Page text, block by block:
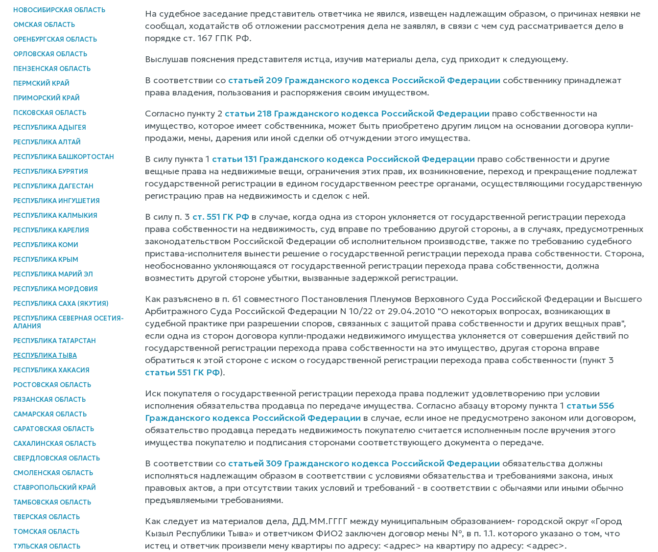
НОВОСИБИРСКАЯ ОБЛАСТЬ
ОМСКАЯ ОБЛАСТЬ
ОРЕНБУРГСКАЯ ОБЛАСТЬ
ОРЛОВСКАЯ ОБЛАСТЬ
ПЕНЗЕНСКАЯ ОБЛАСТЬ
ПЕРМСКИЙ КРАЙ
ПРИМОРСКИЙ КРАЙ
ПСКОВСКАЯ ОБЛАСТЬ
РЕСПУБЛИКА АДЫГЕЯ
РЕСПУБЛИКА АЛТАЙ
РЕСПУБЛИКА БАШКОРТОСТАН
РЕСПУБЛИКА БУРЯТИЯ
РЕСПУБЛИКА ДАГЕСТАН
РЕСПУБЛИКА ИНГУШЕТИЯ
РЕСПУБЛИКА КАЛМЫКИЯ
РЕСПУБЛИКА КАРЕЛИЯ
РЕСПУБЛИКА КОМИ
РЕСПУБЛИКА КРЫМ
РЕСПУБЛИКА МАРИЙ ЭЛ
РЕСПУБЛИКА МОРДОВИЯ
РЕСПУБЛИКА САХА (ЯКУТИЯ)
РЕСПУБЛИКА СЕВЕРНАЯ ОСЕТИЯ-
АЛАНИЯ
РЕСПУБЛИКА ТАТАРСТАН
РЕСПУБЛИКА ТЫВА
РЕСПУБЛИКА ХАКАСИЯ
РОСТОВСКАЯ ОБЛАСТЬ
РЯЗАНСКАЯ ОБЛАСТЬ
САМАРСКАЯ ОБЛАСТЬ
САРАТОВСКАЯ ОБЛАСТЬ
САХАЛИНСКАЯ ОБЛАСТЬ
СВЕРДЛОВСКАЯ ОБЛАСТЬ
СМОЛЕНСКАЯ ОБЛАСТЬ
СТАВРОПОЛЬСКИЙ КРАЙ
ТАМБОВСКАЯ ОБЛАСТЬ
ТВЕРСКАЯ ОБЛАСТЬ
ТОМСКАЯ ОБЛАСТЬ
ТУЛЬСКАЯ ОБЛАСТЬ
На судебное заседание представитель ответчика не явился, извещен надлежащим образом, о причинах неявки не
сообщал, ходатайств об отложении рассмотрения дела не заявлял, в связи с чем суд рассматривается дело в
порядке ст. 167 ГПК РФ.
Выслушав пояснения представителя истца, изучив материалы дела, суд приходит к следующему.
В соответствии со статьей 209 Гражданского кодекса Российской Федерации собственнику принадлежат
права владения, пользования и распоряжения своим имуществом.
Согласно пункту 2 статьи 218 Гражданского кодекса Российской Федерации право собственности на
имущество, которое имеет собственника, может быть приобретено другим лицом на основании договора купли-
продажи, мены, дарения или иной сделки об отчуждении этого имущества.
В силу пункта 1 статьи 131 Гражданского кодекса Российской Федерации право собственности и другие
вещные права на недвижимые вещи, ограничения этих прав, их возникновение, переход и прекращение подлежат
государственной регистрации в едином государственном реестре органами, осуществляющими государственную
регистрацию прав на недвижимость и сделок с ней.
В силу п. 3 ст. 551 ГК РФв случае, когда одна из сторон уклоняется от государственной регистрации перехода
права собственности на недвижимость, суд вправе по требованию другой стороны, а в случаях, предусмотренных
законодательством Российской Федерации об исполнительном производстве, также по требованию судебного
пристава-исполнителя вынести решение о государственной регистрации перехода права собственности. Сторона,
необоснованно уклоняющаяся от государственной регистрации перехода права собственности, должна
возместить другой стороне убытки, вызванные задержкой регистрации.
Как разъяснено в п. 61 совместного Постановления Пленумов Верховного Суда Российской Федерации и Высшего
Арбитражного Суда Российской Федерации N 10/22 от 29.04.2010 "О некоторых вопросах, возникающих в
судебной практике при разрешении споров, связанных с защитой права собственности и других вещных прав",
если одна из сторон договора купли-продажи недвижимого имущества уклоняется от совершения действий по
государственной регистрации перехода права собственности на это имущество, другая сторона вправе
обратиться к этой стороне с иском о государственной регистрации перехода права собственности (пункт 3
статьи 551 ГК РФ).
Иск покупателя о государственной регистрации перехода права подлежит удовлетворению при условии
исполнения обязательства продавца по передаче имущества. Согласно абзацу второму пункта 1 статьи 556
Гражданского кодекса Российской Федерации в случае, если иное не предусмотрено законом или договором,
обязательство продавца передать недвижимость покупателю считается исполненным после вручения этого
имущества покупателю и подписания сторонами соответствующего документа о передаче.
В соответствии со статьей 309 Гражданского кодекса Российской Федерации обязательства должны
исполняться надлежащим образом в соответствии с условиями обязательства и требованиями закона, иных
правовых актов, а при отсутствии таких условий и требований - в соответствии с обычаями или иными обычно
предъявляемыми требованиями.
Как следует из материалов дела, ДД.ММ.ГГГГ между муниципальным образованием- городской округ «Город
Кызыл Республики Тыва» и ответчиком ФИО2 заключен договор мены №, в п. 1.1. которого указано о том, что
истец и ответчик произвели мену квартиры по адресу: <адрес> на квартиру по адресу: <адрес>.